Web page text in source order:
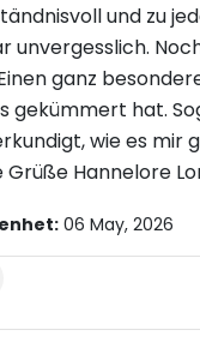
und zu
unvergesslich.
ganz
gekümmert hat.
wie es mir
Grüße Hannelore
06 May, 2026